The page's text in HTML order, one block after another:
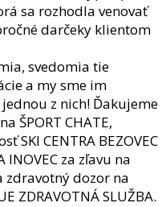
sa rozhodla venovať
darčeky klientom
svedomia tie
a my sme im
z nich! Ďakujeme
ŠPORT CHATE,
SKI CENTRA BEZOVEC
INOVEC za zľavu na
zdravotný dozor na
ZDRAVOTNÁ SLUŽBA.